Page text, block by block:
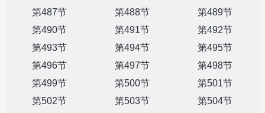
第487节
第488节
第489节
第490节
第491节
第492节
第493节
第494节
第495节
第496节
第497节
第498节
第499节
第500节
第501节
第502节
第503节
第504节